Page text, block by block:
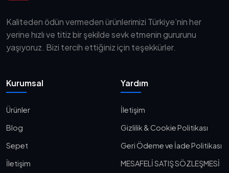
Kaliteden ödün vermeden ürünlerimizi Türkiye’nin her
yerine hızlı ve titiz bir şekilde sevk etmenin gururunu
yaşıyoruz. Bizi tercih ettiğiniz için teşekkürler.
Kurumsal
Ürünler
Blog
Sepet
İletişim
Yardım
İletişim
Gizlilik & Cookie Politikası
Geri Ödeme ve İade Politikası
MESAFELİ SATIŞ SÖZLEŞMESİ